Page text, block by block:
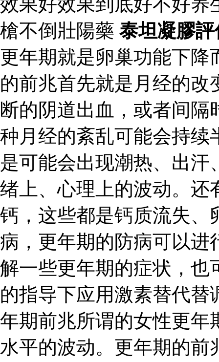
槍不倒壯陽藥 泰坦凝膠評
更年期就是卵巢功能下降
的前兆首先就是月经的
断的阴道出血，或者间
种月经的紊乱可能会持续
是可能会出现潮热、出
绪上、心理上的波动。还
钙，这些都是钙质流失、
病，更年期的防病可以进
解一些更年期的症状，也
的指导下应用激素替代替
年期前兆所谓的女性更年
水平的波动。更年期的前